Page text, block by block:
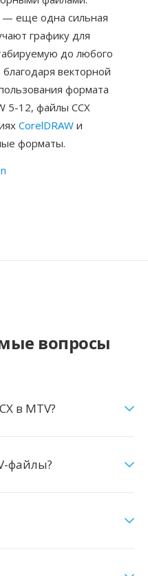
— еще одна сильная
графику для
до любого
векторной
формата
5-12, файлы CCX
CorelDRAW и
форматы.
вопросы
в MTV?
файлы?